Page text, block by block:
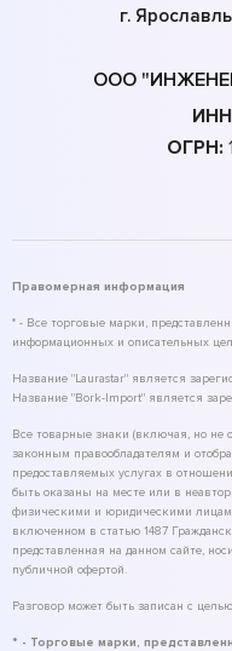
г.
ООО
ОГРН:
Правомерная информация
* - Все торговые марки,
информационных и описательных
Название "Laurastar" является
Название "Bork-Import" является
Все товарные знаки (включая, но
законным правообладателям и
предоставляемых услугах в
быть оказаны на месте или в
физическими и юридическими
включенном в статью 1487
представленная на данном сайте,
публичной офертой.
Разговор может быть записан с
* - Торговые марки,